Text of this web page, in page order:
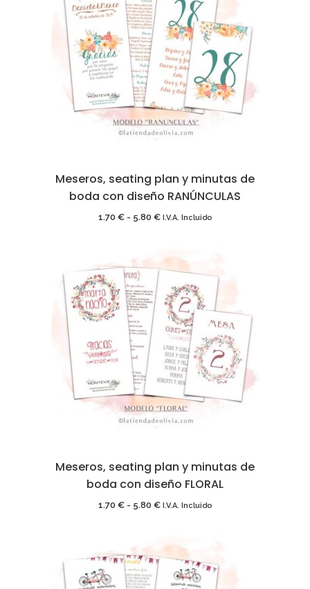
Meseros, seating plan y minutas de
boda con diseño RANÚNCULAS
1.70 € - 5.80 €Rango
precios:
desde
1.70 €
hasta
5.80 €
I.V.A. Incluido
Meseros, seating plan y minutas de
boda con diseño FLORAL
1.70 € - 5.80 €Rango
desde
I.V.A. Incluido